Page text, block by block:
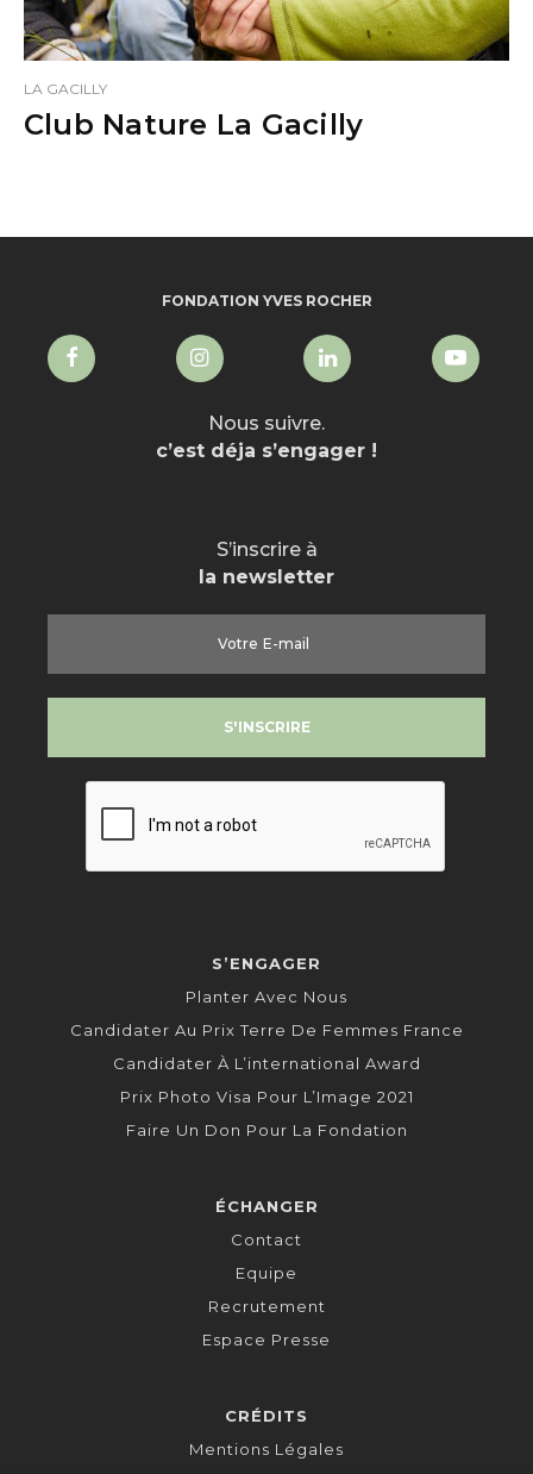
LA GACILLY
Club Nature La Gacilly
FONDATION YVES ROCHER
Nous suivre.
c’est déja s’engager !
S’inscrire à
la newsletter
S’ENGAGER
Planter Avec Nous
Candidater Au Prix Terre De Femmes France
Candidater À L’international Award
Prix Photo Visa Pour L’Image 2021
Faire Un Don Pour La Fondation
ÉCHANGER
Contact
Equipe
Recrutement
Espace Presse
CRÉDITS
Mentions Légales